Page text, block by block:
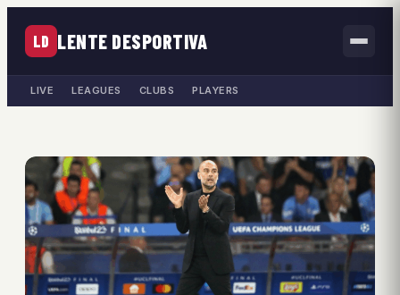
LD LENTE DESPORTIVA
LIVE LEAGUES CLUBS PLAYERS